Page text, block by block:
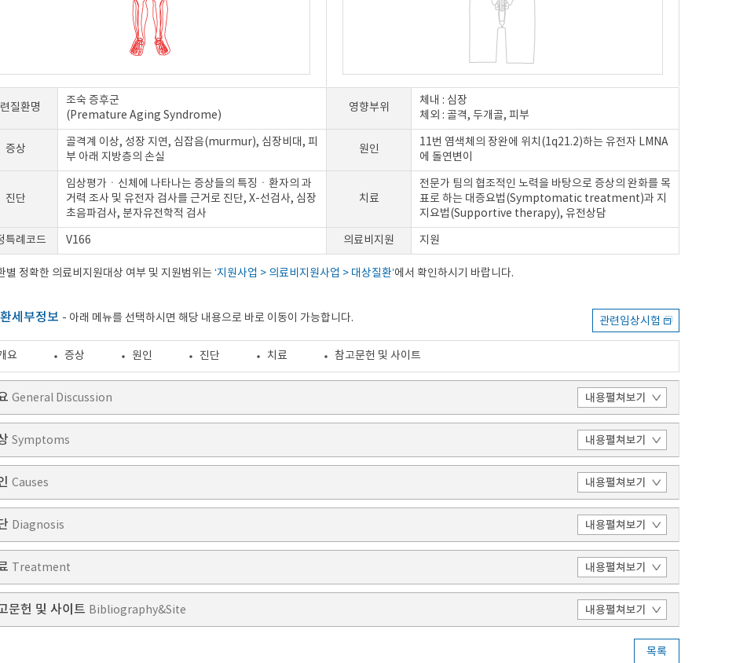
질환명
조숙 증후군
(Premature Aging Syndrome)
영향부위
체내 : 심장
체외 : 골격, 두개골, 피부
증상
골격계 이상, 성장 지연, 심잡음(murmur), 심장비대, 피
부 아래 지방층의 손실
원인
11번 염색체의 장완에 위치(1q21.2)하는 유전자 LMNA
에 돌연변이
진단
임상평가ㆍ신체에 나타나는 증상들의 특징ㆍ환자의 과
거력 조사 및 유전자 검사를 근거로 진단, X-선검사, 심장
초음파검사, 분자유전학적 검사
치료
전문가 팀의 협조적인 노력을 바탕으로 증상의 완화를 목
표로 하는 대증요법(Symptomatic treatment)과 지
지요법(Supportive therapy), 유전상담
특례코드 V166 의료비지원 지원
별 정확한 의료비지원대상 여부 및 지원범위는 ‘지원사업 > 의료비지원사업 > 대상질환’에서 확인하시기 바랍니다.
세부정보 - 아래 메뉴를 선택하시면 해당 내용으로 바로 이동이 가능합니다. 관련임상시험
요 증상 원인 진단 치료 참고문헌 및 사이트
General Discussion
Symptoms
Causes
Diagnosis
Treatment
문헌 및 사이트 Bibliography&Site
목록